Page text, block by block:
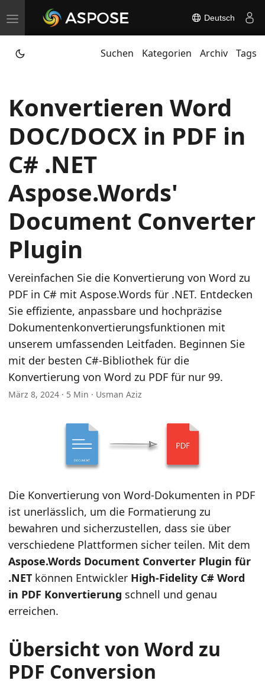
T
o
g
e
n
i
g
a
t
o
Deutsch
Suchen Kategorien Archiv Tags
Konvertieren Word
DOC/DOCX in PDF in
C# .NET
Aspose.Words'
Document Converter
Plugin
Vereinfachen Sie die Konvertierung von Word zu
PDF in C# mit Aspose.Words für .NET. Entdecken
Sie effiziente, anpassbare und hochpräzise
Dokumentenkonvertierungsfunktionen mit
unserem umfassenden Leitfaden. Beginnen Sie
mit der besten C#-Bibliothek für die
Konvertierung von Word zu PDF für nur 99.
März 8, 2024 · 5 Min · Usman Aziz
Die Konvertierung von Word-Dokumenten in PDF
ist unerlässlich, um die Formatierung zu
bewahren und sicherzustellen, dass sie über
verschiedene Plattformen sicher teilen. Mit dem
Aspose.Words Document Converter Plugin für
.NET können Entwickler High-Fidelity C# Word
in PDF Konvertierung schnell und genau
erreichen.
Übersicht von Word zu
PDF Conversion